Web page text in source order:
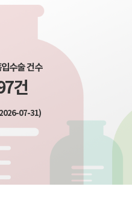
수술 건수
건
07-31)